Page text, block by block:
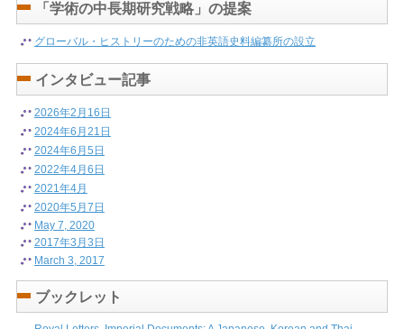
Professor,the University of Tokyo Ph.D.(the University of Tokyo, 2008)
「学術の中長期研究戦略」の提案
グローバル・ヒストリーのための非英語史料編纂所の設立
インタビュー記事
2026年2月16日
2024年6月21日
2024年6月5日
2022年4月6日
2021年4月
2020年5月7日
May 7, 2020
2017年3月3日
March 3, 2017
ブックレット